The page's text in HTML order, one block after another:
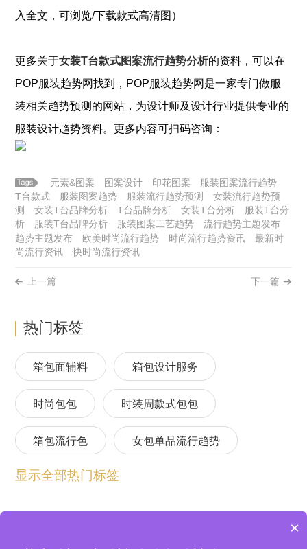
入全文，可浏览/下载款式高清图）
更多关于女装T台款式图案流行趋势分析的资料，可以在
POP服装趋势网找到，POP服装趋势网是一家专门做服
装相关趋势预测的网站，为设计师及设计行业提供专业的
服装设计趋势资料。更多内容可扫码咨询：
元素&图案 图案设计 印花图案
服装图案流行趋势
T台款式
服装图案趋势 服装流行趋势预测
女装流行趋势预
测
女装T台品牌分析 T台品牌分析 女装T台分析
服装T台分
析
服装T台品牌分析 服装图案工艺趋势
流行趋势主题发布
趋势主题发布
欧美时尚流行趋势 时尚流行趋势资讯
最新时
尚流行资讯
快时尚流行资讯
上一篇 下一篇
热门标签
箱包面辅料 箱包设计服务
时尚包包 时装周款式包包
箱包流行色 女包单品流行趋势
箱包流行趋势预测
女包流行趋势预测 箱包材质流行趋势
显示全部热门标签
×